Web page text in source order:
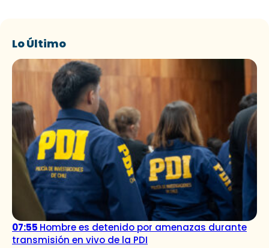
Lo Último
07:55 Hombre es detenido por amenazas durante
transmisión en vivo de la PDI